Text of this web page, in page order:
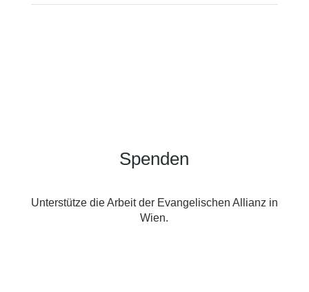
Spenden
Unterstütze die Arbeit der Evangelischen Allianz in
Wien.